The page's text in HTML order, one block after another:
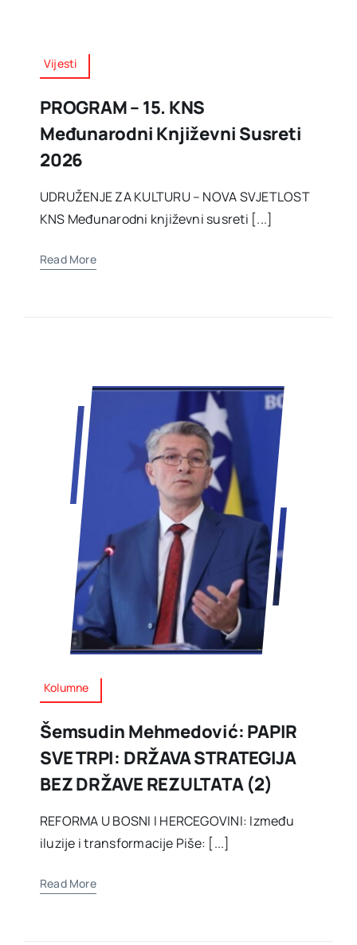
Vijesti
PROGRAM – 15. KNS
Međunarodni Književni Susreti
2026
UDRUŽENJE ZA KULTURU – NOVA SVJETLOST
KNS Međunarodni književni susreti [...]
Read More
Kolumne
Šemsudin Mehmedović: PAPIR
SVE TRPI: DRŽAVA STRATEGIJA
BEZ DRŽAVE REZULTATA (2)
REFORMA U BOSNI I HERCEGOVINI: Između
iluzije i transformacije Piše: [...]
Read More